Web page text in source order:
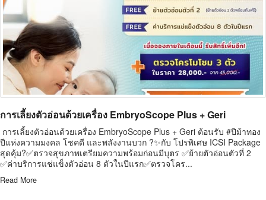
การเลี้ยงตัวอ่อนด้วยเครื่อง EmbryoScope Plus + Geri
การเลี้ยงตัวอ่อนด้วยเครื่อง EmbryoScope Plus + Geri ต้อนรับ #ปีม้าทอง
ปีแห่งความมงคล โชคดี และพลังงานบวก ?✨กับ โปรพิเศษ ICSI Package
สุดคุ้ม?✅ตรวจสุขภาพเตรียมความพร้อมก่อนมีบุตร ✅ย้ายตัวอ่อนตัวที่ 2
✅ค่าบริการแช่แข็งตัวอ่อน 8 ตัวในปีแรก✅ตรวจโคร...
Read More